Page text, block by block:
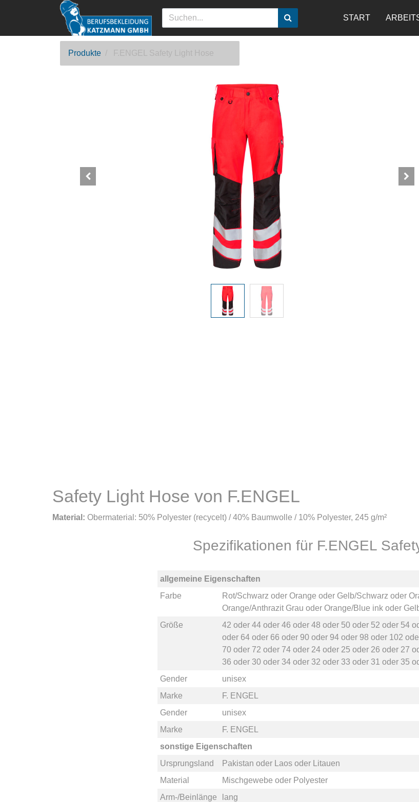
START
Produkte F.ENGEL Safety Light Hose
Safety Light Hose von F.ENGEL
Material: Obermaterial: 50% Polyester (recycelt) / 40% Baumwolle / 10% Polyester, 245 g/m²
Spezifikationen für F.ENGEL
allgemeine Eigenschaften
Farbe
Rot/Schwarz oder Orange oder Gelb/Schwarz oder
Orange/Anthrazit Grau oder Orange/Blue inkoder
Größe
42 oder 44oder 46 oder 48 oder 50oder 52 oder 54
oder 64oder 66 oder 90oder 94oder 98 oder 102
70oder 72 oder 74oder 24oder 25 oder 26 oder 27
36 oder 30oder 34oder 32 oder 33 oder 31 oder 35
Gender
unisex
Marke
F. ENGEL
Gender
unisex
Marke
F. ENGEL
sonstige Eigenschaften
Ursprungsland
Pakistan oder Laosoder
Litauen
Material
Mischgewebe oder Polyester
Arm-/Beinlänge
lang